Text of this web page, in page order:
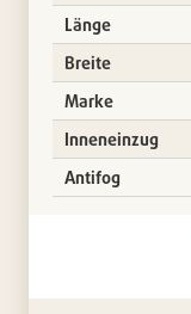
Länge
Breite
Marke
Inneneinzug
Antifog